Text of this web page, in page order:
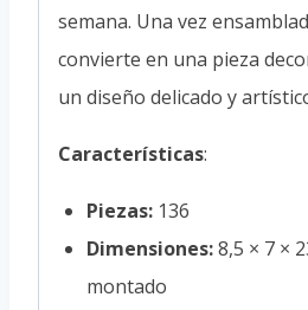
semana. Una vez
convierte en una pieza
un diseño delicado y
Características:
Piezas: 136
Dimensiones:8,5 × 7 ×
montado